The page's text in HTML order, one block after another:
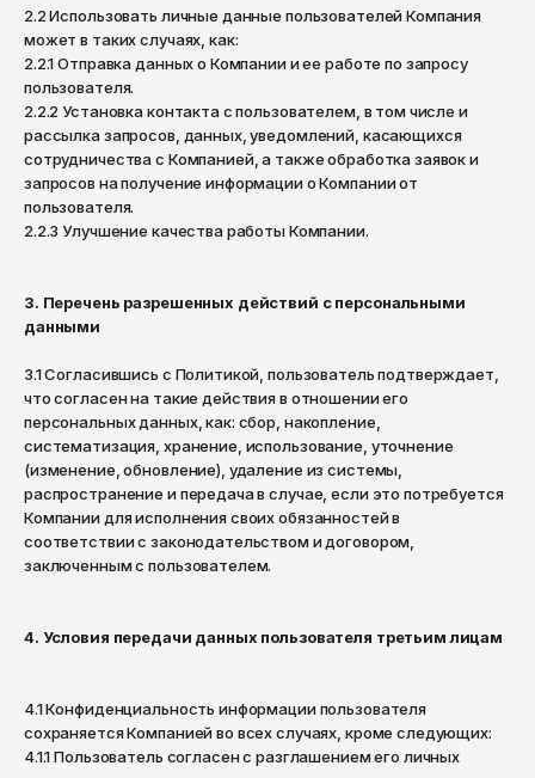
Сумки
Кошельки
Носки
Ремни
Кепки
Очки
Трусы
Часы
Прочее
Перчатки
Рюкзаки
Сумки
Кошельки
Носки
Кепки
Панамы
Очки
Часы
Прочее
New Balance
Nike
Obey
Puma
Ragged Jeans
Ripndip
Saucony
SHU
The Hundreds
The North Face
Timberland
ZNY
2.2 Использовать личные данные пользователей Компания
может в таких случаях, как:
2.2.1 Отправка данных о Компании и ее работе по запросу
пользователя.
2.2.2 Установка контакта с пользователем, в том числе и
рассылка запросов, данных, уведомлений, касающихся
сотрудничества с Компанией, а также обработка заявок и
запросов на получение информации о Компании от
пользователя.
2.2.3 Улучшение качества работы Компании.
3. Перечень разрешенных действий с персональными
данными
3.1 Согласившись с Политикой, пользователь подтверждает,
что согласен на такие действия в отношении его
персональных данных, как: сбор, накопление,
систематизация, хранение, использование, уточнение
(изменение, обновление), удаление из системы,
распространение и передача в случае, если это потребуется
Компании для исполнения своих обязанностей в
соответствии с законодательством и договором,
заключенным с пользователем.
4. Условия передачи данных пользователя третьим лицам
4.1 Конфиденциальность информации пользователя
сохраняется Компанией во всех случаях, кроме следующих:
4.1.1 Пользователь согласен с разглашением его личных
Липецк
Магадан
Магнитогорск
Майкоп
Махачкала
Москва
Набережные Челны
Нальчик
Нефтекамск
Нефтеюганск
Нижневартовск
Нижнекамск
Новокузнецк
Норильск
Обнинск